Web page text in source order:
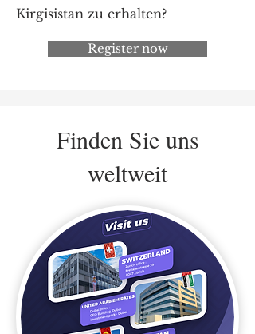
Kirgisistan zu erhalten?
Register now
Finden Sie uns
weltweit